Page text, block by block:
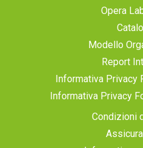
Opera
Modello
Report
Informativa Privacy
Informativa Privacy
Condizioni